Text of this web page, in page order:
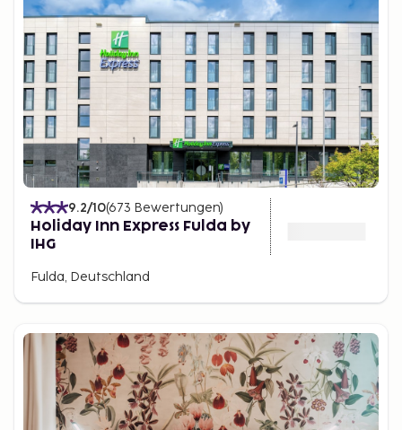
9.2/10(673 Bewertungen)
Holiday Inn Express Fulda by
IHG
Fulda, Deutschland